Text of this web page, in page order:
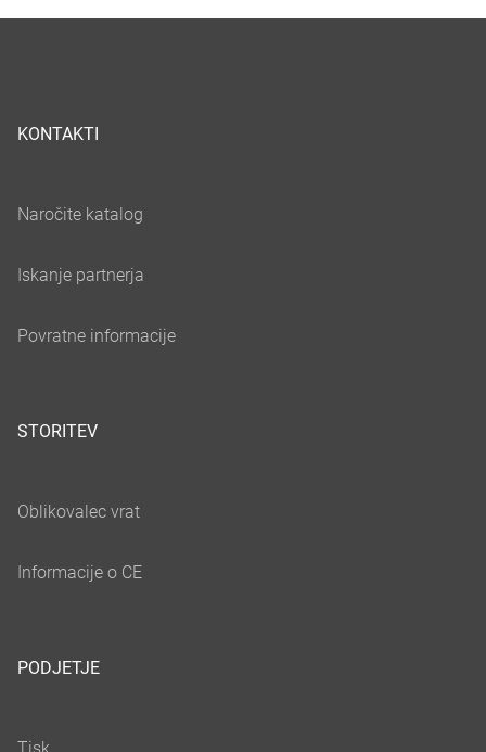
KONTAKTI
STORITEV
PODJETJE